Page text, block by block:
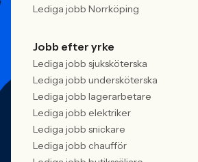
Lediga jobb Norrköping
Jobb efter yrke
Lediga jobb sjuksköterska
Lediga jobb undersköterska
Lediga jobb lagerarbetare
Lediga jobb elektriker
Lediga jobb snickare
Lediga jobb chaufför